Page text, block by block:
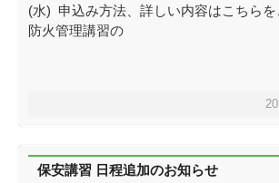
(水) 申込み方法、詳しい内容はこちらを
防火管理講習の
保安講習 日程追加のお知らせ